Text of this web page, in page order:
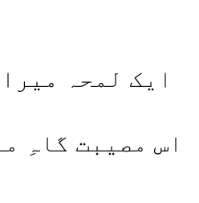
ایک لمحہ
اس مصیبت گاہِ